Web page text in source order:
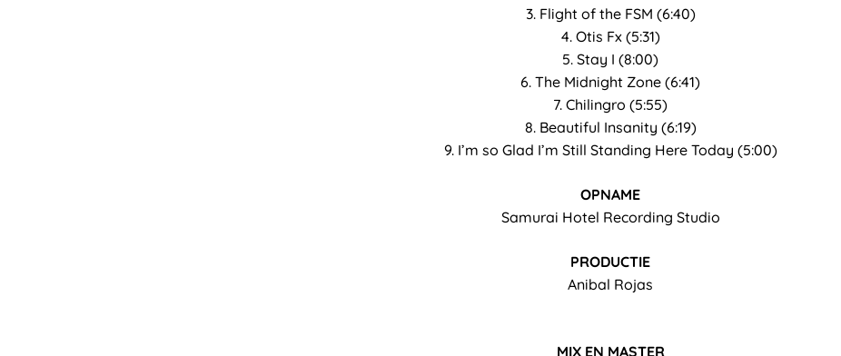
3. Flight of the FSM (6:40)
4. Otis Fx (5:31)
5. Stay I (8:00)
6. The Midnight Zone (6:41)
7. Chilingro (5:55)
8. Beautiful Insanity (6:19)
9. I’m so Glad I’m Still Standing Here Today (5:00)
OPNAME
Samurai Hotel Recording Studio
PRODUCTIE
Anibal Rojas
MIX EN MASTER